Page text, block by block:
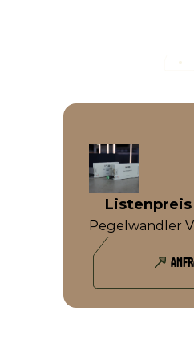
Pegelwandler